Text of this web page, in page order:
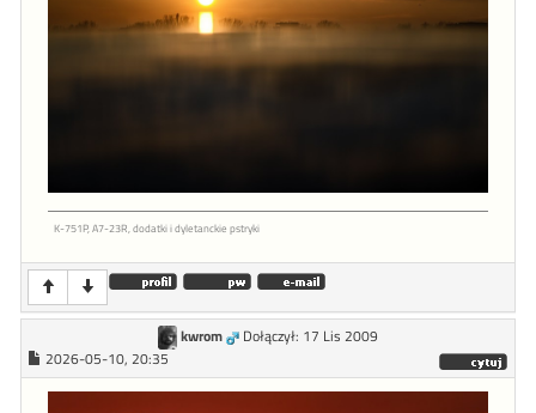
K-751P, A7-23R, dodatki i dyletanckie pstryki
kwrom
Dołączył: 17 Lis 2009
2026-05-10, 20:35